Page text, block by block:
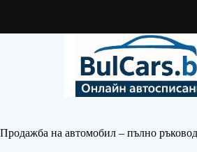
Продажба на автомобил – пълно